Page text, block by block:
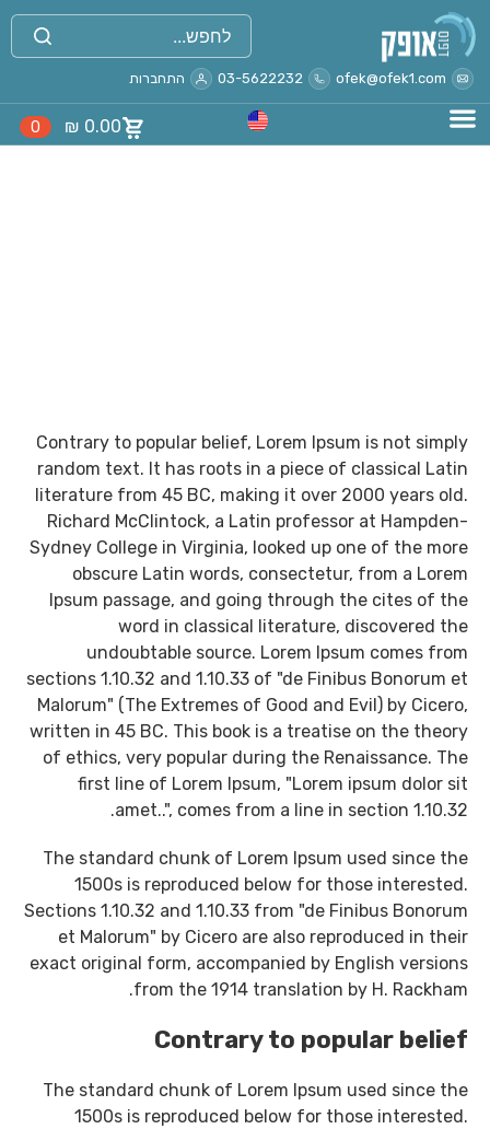
ofek@ofek1.com
03-5622232 התחברות
₪ 0.00
0
Contrary to popular belief, Lorem Ipsum is not simply
random text. It has roots in a piece of classical Latin
literature from 45 BC, making it over 2000 years old.
Richard McClintock, a Latin professor at Hampden-
Sydney College in Virginia, looked up one of the more
obscure Latin words, consectetur, from a Lorem
Ipsum passage, and going through the cites of the
word in classical literature, discovered the
undoubtable source. Lorem Ipsum comes from
sections 1.10.32 and 1.10.33 of "de Finibus Bonorum et
Malorum" (The Extremes of Good and Evil) by Cicero,
written in 45 BC. This book is a treatise on the theory
of ethics, very popular during the Renaissance. The
first line of Lorem Ipsum, "Lorem ipsum dolor sit
amet..", comes from a line in section 1.10.32.
The standard chunk of Lorem Ipsum used since the
1500s is reproduced below for those interested.
Sections 1.10.32 and 1.10.33 from "de Finibus Bonorum
et Malorum" by Cicero are also reproduced in their
exact original form, accompanied by English versions
from the 1914 translation by H. Rackham.
Contrary to popular belief
The standard chunk of Lorem Ipsum used since the
1500s is reproduced below for those interested.